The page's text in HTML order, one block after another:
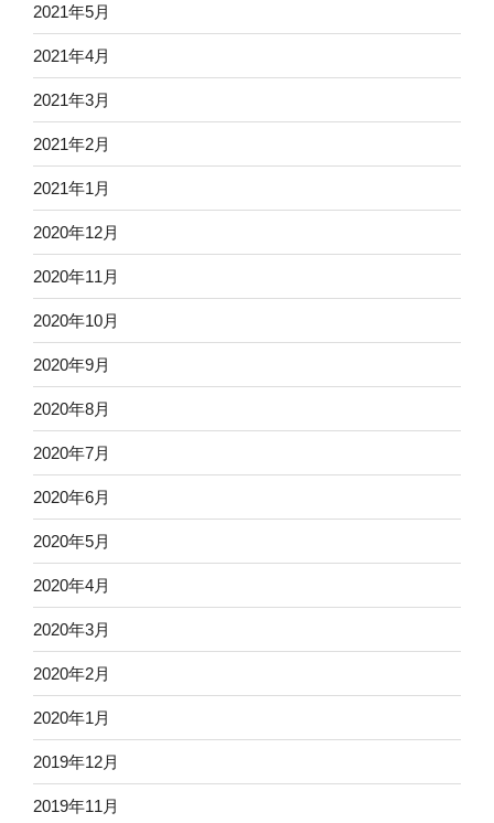
2021年5月
2021年4月
2021年3月
2021年2月
2021年1月
2020年12月
2020年11月
2020年10月
2020年9月
2020年8月
2020年7月
2020年6月
2020年5月
2020年4月
2020年3月
2020年2月
2020年1月
2019年12月
2019年11月